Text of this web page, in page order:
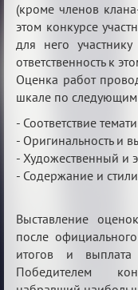
(кроме членов
этом конкурсе
для него
ответственность к
Оценка работ
шкале по
- Соответствие
- Оригинальность и
- Художественный и
- Содержание и
Выставление
после
итогов и
Победителем